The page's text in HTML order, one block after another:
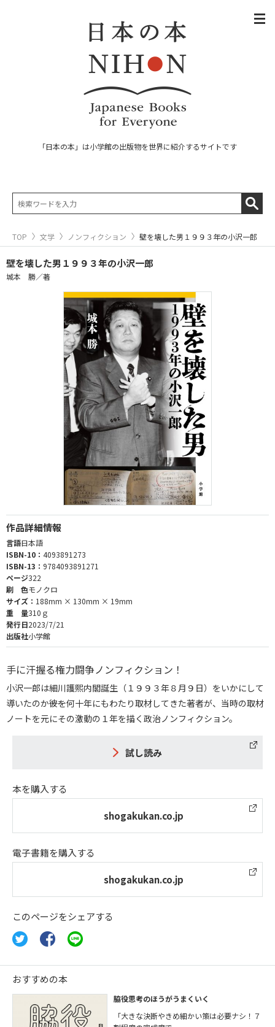
「日本の本」は小学館の出版物を世界に紹介するサイトです
TOP 文学 ノンフィクション 壁を壊した男１９９３年の小沢一郎
壁を壊した男１９９３年の小沢一郎
城本 勝／著
作品詳細情報
言語日本語
ISBN-10： 4093891273
ISBN-13： 9784093891271
ページ322
刷 色モノクロ
サイズ： 188mm × 130mm × 19mm
重 量310ｇ
発行日2023/7/21
出版社小学館
手に汗握る権力闘争ノンフィクション！
小沢一郎は細川護熙内閣誕生（１９９３年８月９日）をいかにして
導いたのか――彼を何十年にもわたり取材してきた著者が、当時の取材
ノートを元にその激動の１年を描く政治ノンフィクション。
試し読み
本を購入する
shogakukan.co.jp
電子書籍を購入する
shogakukan.co.jp
このページをシェアする
おすすめの本
脇役思考のほうがうまくいく
「大きな決断やきめ細かい策は必要ナシ！７